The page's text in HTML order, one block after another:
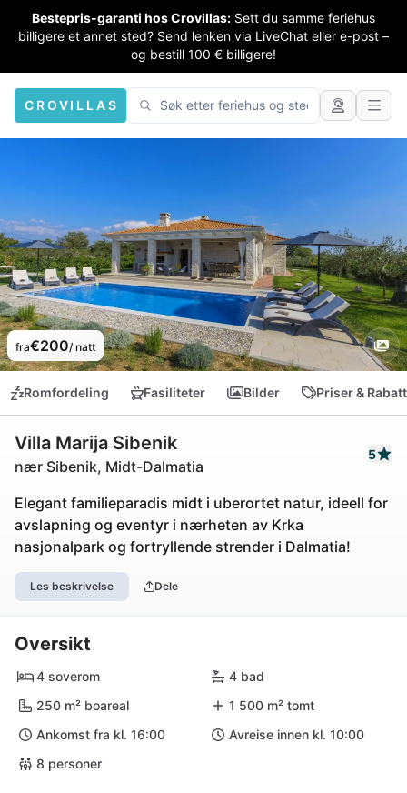
Bestepris-garanti hos Crovillas: Sett du samme feriehus
billigere et annet sted? Send lenken via LiveChat eller e-post –
og bestill 100 € billigere!
CROVILLAS
fra€200/ natt
Romfordeling Fasiliteter Bilder Priser &
Villa Marija Sibenik
nær Sibenik, Midt-Dalmatia
5
Elegant familieparadis midt i uberortet natur, ideell for
avslapning og eventyr i nærheten av Krka
nasjonalpark og fortryllende strender i Dalmatia!
Les beskrivelse Dele
Oversikt
4 soverom
4 bad
250 m² boareal
1 500 m² tomt
Ankomst fra kl. 16:00
Avreise innen kl. 10:00
8 personer